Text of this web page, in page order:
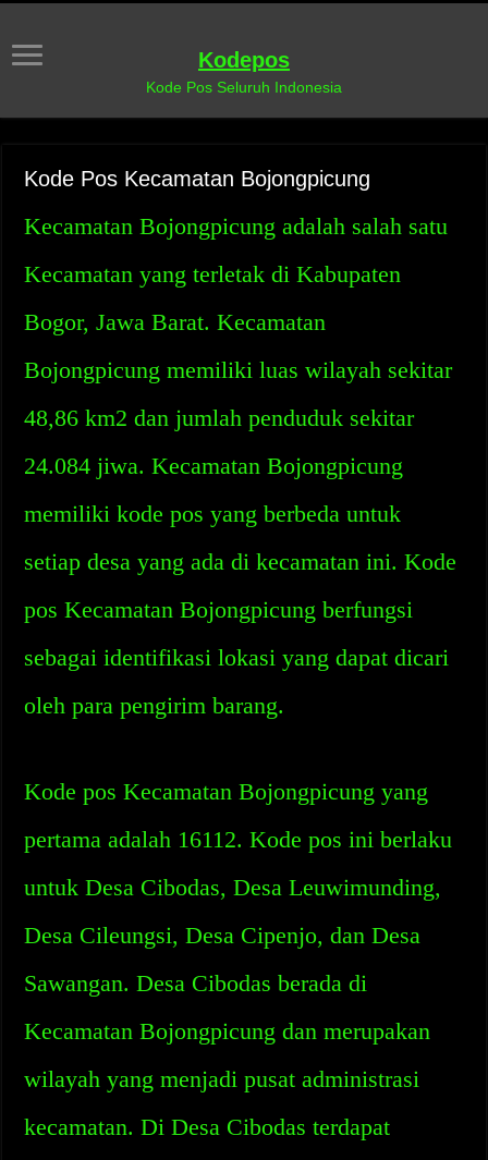
Kodepos
Kode Pos Seluruh Indonesia
Kode Pos Kecamatan Bojongpicung
Kecamatan Bojongpicung adalah salah satu
Kecamatan yang terletak di Kabupaten
Bogor, Jawa Barat. Kecamatan
Bojongpicung memiliki luas wilayah sekitar
48,86 km2 dan jumlah penduduk sekitar
24.084 jiwa. Kecamatan Bojongpicung
memiliki kode pos yang berbeda untuk
setiap desa yang ada di kecamatan ini. Kode
pos Kecamatan Bojongpicung berfungsi
sebagai identifikasi lokasi yang dapat dicari
oleh para pengirim barang.
Kode pos Kecamatan Bojongpicung yang
pertama adalah 16112. Kode pos ini berlaku
untuk Desa Cibodas, Desa Leuwimunding,
Desa Cileungsi, Desa Cipenjo, dan Desa
Sawangan. Desa Cibodas berada di
Kecamatan Bojongpicung dan merupakan
wilayah yang menjadi pusat administrasi
kecamatan. Di Desa Cibodas terdapat